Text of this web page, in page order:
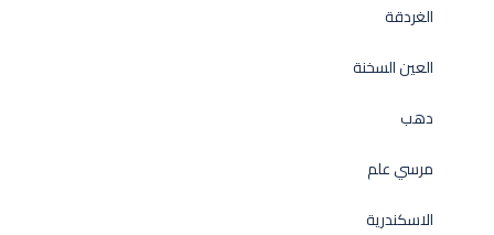
الغردقة
العين السخنة
دهب
مرسي علم
الاسكندرية